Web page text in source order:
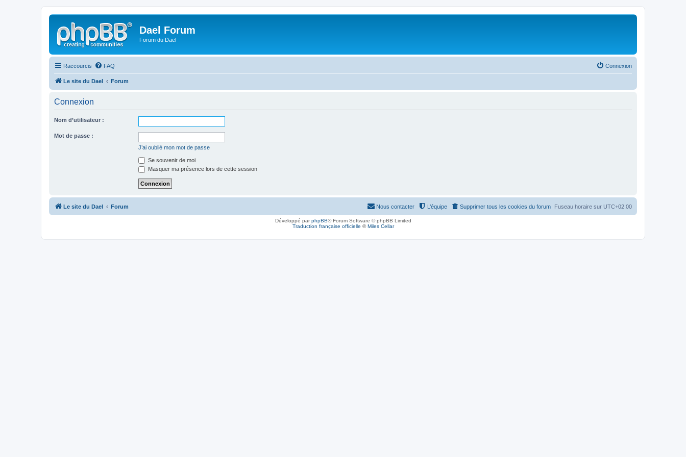
Dael Forum
Forum du Dael
Raccourcis FAQ Connexion
Le site du Dael Forum
Connexion
Nom d’utilisateur :
Mot de passe :
J’ai oublié mon mot de passe
Se souvenir de moi
Masquer ma présence lors de cette session
Le site du Dael Forum Fuseau horaire sur UTC+02:00
Supprimer tous les cookies du forum
L’équipe
Nous contacter
Développé parphpBB® Forum Software © phpBB Limited
Traduction française officielle ©Miles Cellar